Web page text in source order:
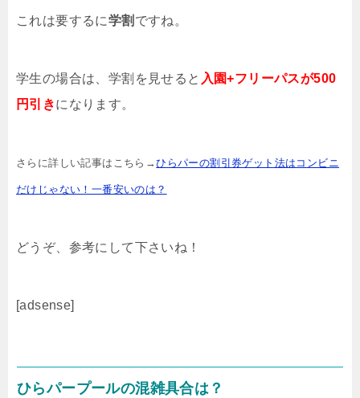
これは要するに学割 ですね。
学生の場合は、学割を見せると 入園+フリーパスが500
円引きになります。
さらに詳しい記事はこちら→ひらパーの割引券ゲット法はコンビニ
だけじゃない！一番安いのは？
どうぞ、参考にして下さいね！
[adsense]
ひらパープールの混雑具合は？